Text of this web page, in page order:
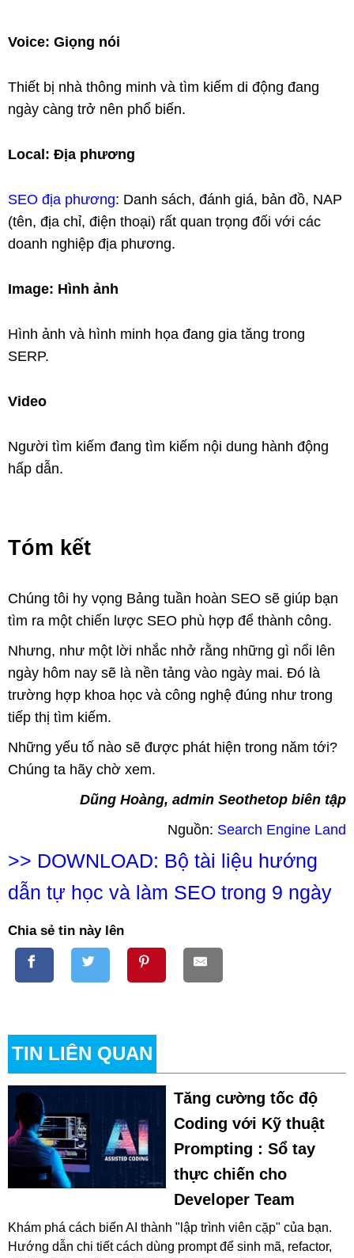
Voice: Giọng nói
Thiết bị nhà thông minh và tìm kiếm di động đang
ngày càng trở nên phổ biến.
Local: Địa phương
SEO địa phương: Danh sách, đánh giá, bản đồ, NAP
(tên, địa chỉ, điện thoại) rất quan trọng đối với các
doanh nghiệp địa phương.
Image: Hình ảnh
Hình ảnh và hình minh họa đang gia tăng trong
SERP.
Video
Người tìm kiếm đang tìm kiếm nội dung hành động
hấp dẫn.
Tóm kết
Chúng tôi hy vọng Bảng tuần hoàn SEO sẽ giúp bạn
tìm ra một chiến lược SEO phù hợp để thành công.
Nhưng, như một lời nhắc nhở rằng những gì nổi lên
ngày hôm nay sẽ là nền tảng vào ngày mai. Đó là
trường hợp khoa học và công nghệ đúng như trong
tiếp thị tìm kiếm.
Những yếu tố nào sẽ được phát hiện trong năm tới?
Chúng ta hãy chờ xem.
Dũng Hoàng, admin Seothetop biên tập
Nguồn: Search Engine Land
>> DOWNLOAD: Bộ tài liệu hướng
dẫn tự học và làm SEO trong 9 ngày
Chia sẻ tin này lên
TIN LIÊN QUAN
Tăng cường tốc độ
Coding với Kỹ thuật
Prompting : Sổ tay
thực chiến cho
Developer Team
Khám phá cách biến AI thành "lập trình viên cặp" của bạn.
Hướng dẫn chi tiết cách dùng prompt để sinh mã, refactor,